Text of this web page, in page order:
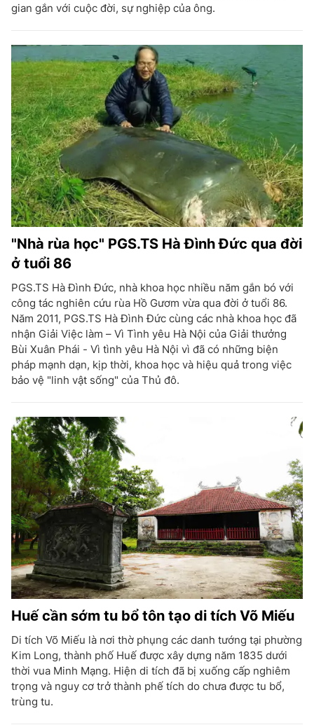
gian gắn với cuộc đời, sự nghiệp của ông.
"Nhà rùa học" PGS.TS Hà Đình Đức qua đời
ở tuổi 86
PGS.TS Hà Đình Đức, nhà khoa học nhiều năm gắn bó với
công tác nghiên cứu rùa Hồ Gươm vừa qua đời ở tuổi 86.
Năm 2011, PGS.TS Hà Đình Đức cùng các nhà khoa học đã
nhận Giải Việc làm – Vì Tình yêu Hà Nội của Giải thưởng
Bùi Xuân Phái - Vì tình yêu Hà Nội vì đã có những biện
pháp mạnh dạn, kịp thời, khoa học và hiệu quả trong việc
bảo vệ "linh vật sống" của Thủ đô.
Huế cần sớm tu bổ tôn tạo di tích Võ Miếu
Di tích Võ Miếu là nơi thờ phụng các danh tướng tại phường
Kim Long, thành phố Huế được xây dựng năm 1835 dưới
thời vua Minh Mạng. Hiện di tích đã bị xuống cấp nghiêm
trọng và nguy cơ trở thành phế tích do chưa được tu bổ,
trùng tu.